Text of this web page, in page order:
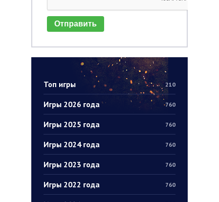
Топ игры 210
Игры 2026 года 760
Игры 2025 года 760
Игры 2024 года 760
Игры 2023 года 760
Игры 2022 года 760
Отправить